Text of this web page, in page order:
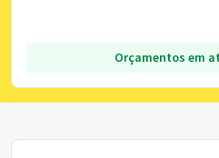
Orçamentos em